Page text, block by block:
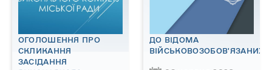
ОГОЛОШЕННЯ ПРО
СКЛИКАННЯ
ЗАСІДАННЯ
ДО ВІДОМА
ВІЙСЬКОВОЗОБОВ'ЯЗАНИХ!